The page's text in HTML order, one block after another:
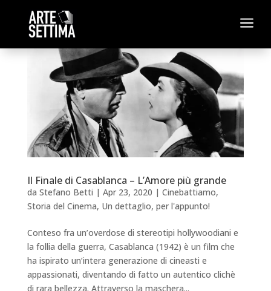
a
Il Finale di Casablanca – L’Amore più grande
da Stefano Betti | Apr 23, 2020 | Cinebattiamo,
Storia del Cinema, Un dettaglio, per l'appunto!
Conteso fra un’overdose di stereotipi hollywoodiani e
la follia della guerra, Casablanca (1942) è un film che
ha ispirato un’intera generazione di cineasti e
appassionati, diventando di fatto un autentico clichè
di rara bellezza. Attraverso la maschera...